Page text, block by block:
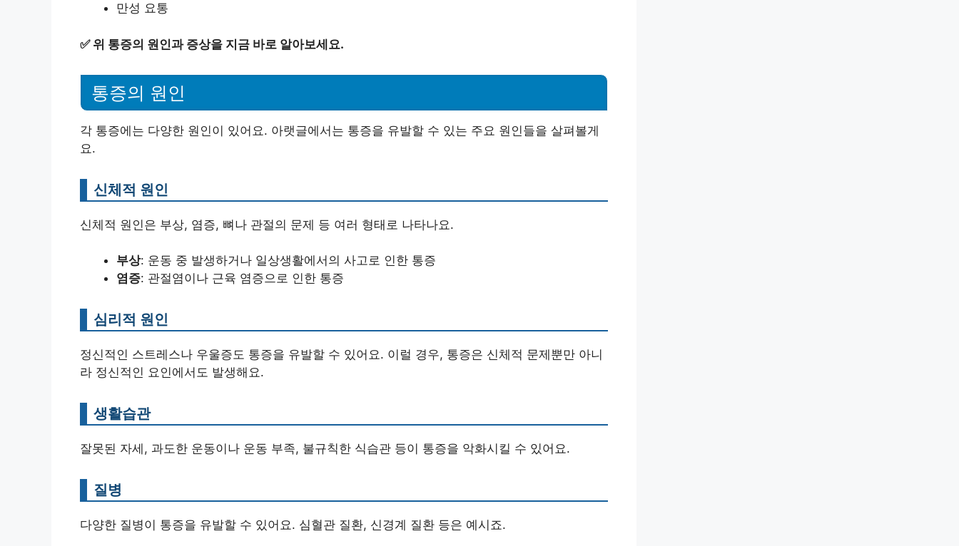
만성 요통
✅ 위 통증의 원인과 증상을 지금 바로 알아보세요.
통증의 원인
각 통증에는 다양한 원인이 있어요. 아랫글에서는 통증을 유발할 수 있는 주요 원인들을 살펴볼게
요.
신체적 원인
신체적 원인은 부상, 염증, 뼈나 관절의 문제 등 여러 형태로 나타나요.
부상: 운동 중 발생하거나 일상생활에서의 사고로 인한 통증
염증: 관절염이나 근육 염증으로 인한 통증
심리적 원인
정신적인 스트레스나 우울증도 통증을 유발할 수 있어요. 이럴 경우, 통증은 신체적 문제뿐만 아니
라 정신적인 요인에서도 발생해요.
생활습관
잘못된 자세, 과도한 운동이나 운동 부족, 불규칙한 식습관 등이 통증을 악화시킬 수 있어요.
질병
다양한 질병이 통증을 유발할 수 있어요. 심혈관 질환, 신경계 질환 등은 예시죠.